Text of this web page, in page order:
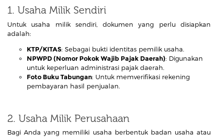
1. Usaha Milik Sendiri
Untuk usaha milik sendiri, dokumen yang perlu disiapkan
adalah:
KTP/KITAS: Sebagai bukti identitas pemilik usaha.
NPWPD (Nomor Pokok Wajib Pajak Daerah): Digunakan
untuk keperluan administrasi pajak daerah.
Foto Buku Tabungan: Untuk memverifikasi rekening
pembayaran hasil penjualan.
2. Usaha Milik Perusahaan
Bagi Anda yang memiliki usaha berbentuk badan usaha atau